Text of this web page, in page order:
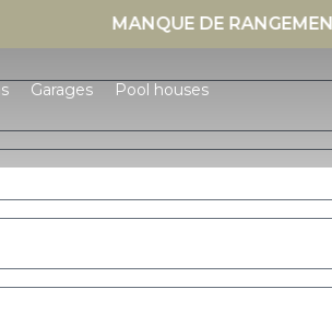
MANQUE DE RANGEMENT
Garages Pool houses